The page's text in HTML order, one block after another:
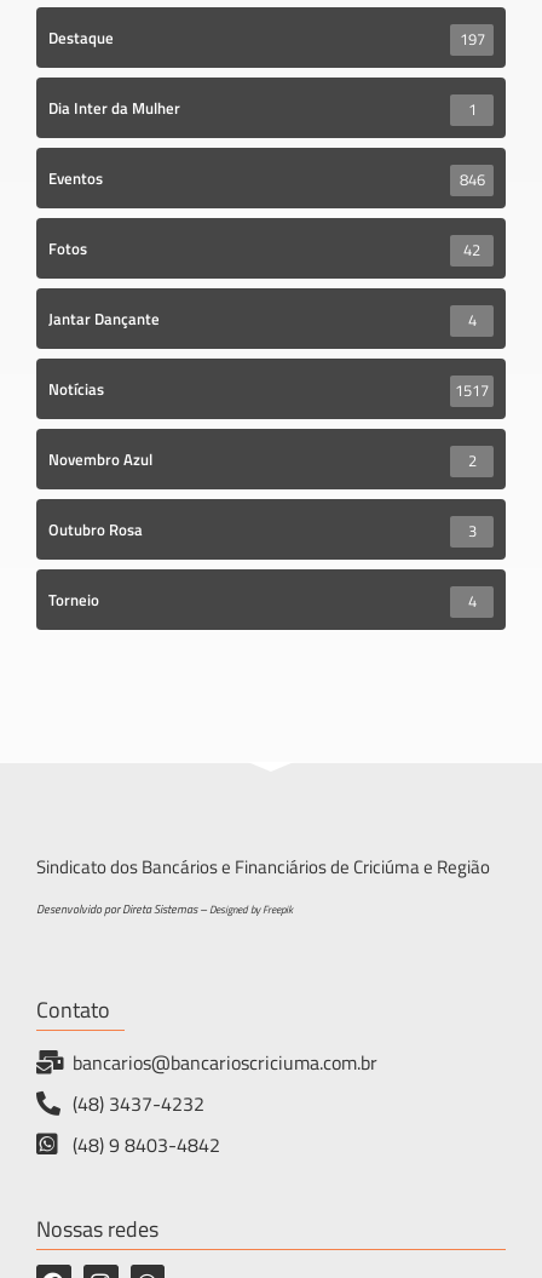
Destaque 197
Dia Inter da Mulher 1
Eventos 846
Fotos 42
Jantar Dançante 4
Notícias 1517
Novembro Azul 2
Outubro Rosa 3
Torneio 4
Sindicato dos Bancários e Financiários de Criciúma e Região
Desenvolvido por Direta Sistemas –Designed by Freepik
Contato
bancarios@bancarioscriciuma.com.br
(48) 3437-4232
(48) 9 8403-4842
Nossas redes